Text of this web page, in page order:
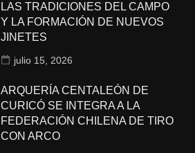
LAS TRADICIONES DEL CAMPO
Y LA FORMACIÓN DE NUEVOS
JINETES
julio 15, 2026
ARQUERÍA CENTALEÓN DE
CURICÓ SE INTEGRA A LA
FEDERACIÓN CHILENA DE TIRO
CON ARCO